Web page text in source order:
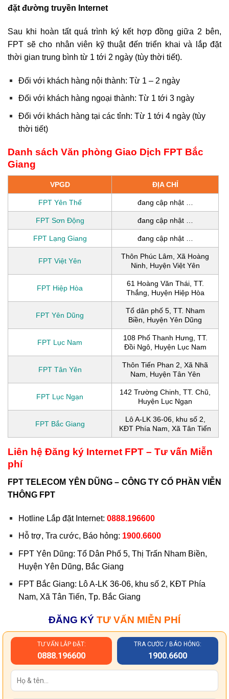
đặt đường truyền Internet
Sau khi hoàn tất quá trình ký kết hợp đồng giữa 2 bên,
FPT sẽ cho nhân viên kỹ thuật đến triển khai và lắp đặt
thời gian trung bình từ 1 tới 2 ngày (tùy thời tiết).
Đối với khách hàng nội thành: Từ 1 – 2 ngày
Đối với khách hàng ngoại thành: Từ 1 tới 3 ngày
Đối với khách hàng tại các tỉnh: Từ 1 tới 4 ngày (tùy
thời tiết)
Danh sách Văn phòng Giao Dịch FPT Bắc
Giang
VPGD ĐỊA CHỈ
FPT Yên Thế đang cập nhật …
FPT Sơn Động đang cập nhật …
FPT Lạng Giang đang cập nhật …
FPT Việt Yên
Thôn Phúc Lâm, Xã Hoàng
Ninh, Huyện Việt Yên
FPT Hiệp Hòa
61 Hoàng Văn Thái, TT.
Thắng, Huyện Hiệp Hòa
FPT Yên Dũng
Tổ dân phố 5, TT. Nham
Biền, Huyện Yên Dũng
FPT Lục Nam
108 Phố Thanh Hưng, TT.
Đồi Ngô, Huyện Lục Nam
FPT Tân Yên
Thôn Tiến Phan 2, Xã Nhã
Nam, Huyện Tân Yên
FPT Lục Ngạn
142 Trường Chinh, TT. Chũ,
Huyện Lục Ngạn
FPT Bắc Giang
Lô A-LK 36-06, khu số 2,
KĐT Phía Nam, Xã Tân Tiến
Liên hệ Đăng ký Internet FPT – Tư vấn Miễn
phí
FPT TELECOM YÊN DŨNG – CÔNG TY CỔ PHẦN VIỄN
THÔNG FPT
Hotline Lắp đặt Internet: 0888.196600
Hỗ trợ, Tra cước, Báo hỏng: 1900.6600
FPT Yên Dũng: Tổ Dân Phố 5, Thị Trấn Nham Biền,
Huyện Yên Dũng, Bắc Giang
FPT Bắc Giang: Lô A-LK 36-06, khu số 2, KĐT Phía
Nam, Xã Tân Tiến, Tp. Bắc Giang
ĐĂNG KÝ TƯ VẤN MIỄN PHÍ
TƯ VẤN LẮP ĐẶT:
0888.196600
TRA CƯỚC / BÁO HỎNG:
1900.6600